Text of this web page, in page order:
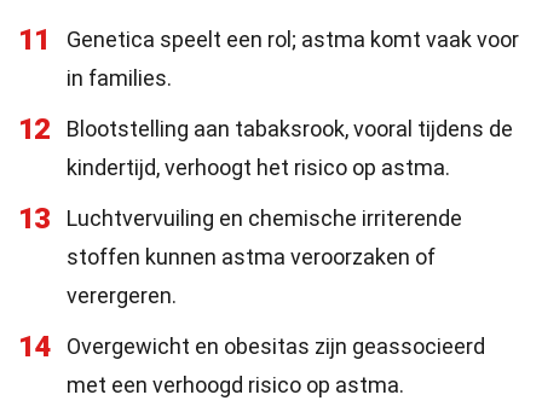
11
Genetica speelt een rol; astma komt vaak voor
in families.
12
Blootstelling aan tabaksrook, vooral tijdens de
kindertijd, verhoogt het risico op astma.
13
Luchtvervuiling en chemische irriterende
stoffen kunnen astma veroorzaken of
verergeren.
14
Overgewicht en obesitas zijn geassocieerd
met een verhoogd risico op astma.